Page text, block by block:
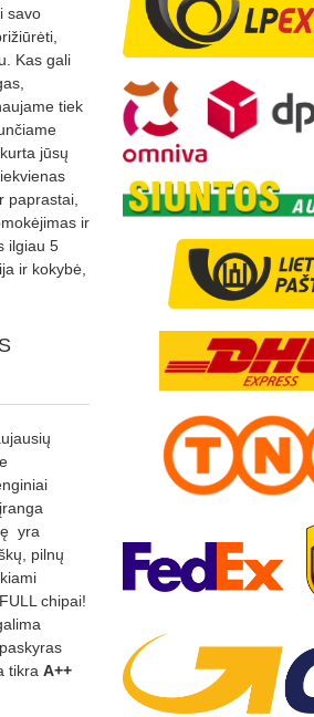
savo
Kas gali
tiek
jūsų
paprastai,
ir
ilgiau 5
ir kokybė,
yra
pilnų
chipai!
paskyras
tikra A++